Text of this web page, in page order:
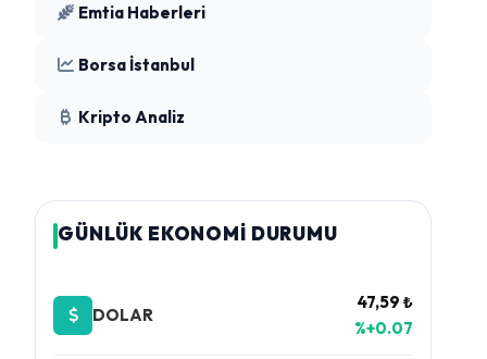
Emtia Haberleri
Borsa İstanbul
Kripto Analiz
GÜNLÜK EKONOMİ DURUMU
DOLAR
47,59 ₺
%+0.07